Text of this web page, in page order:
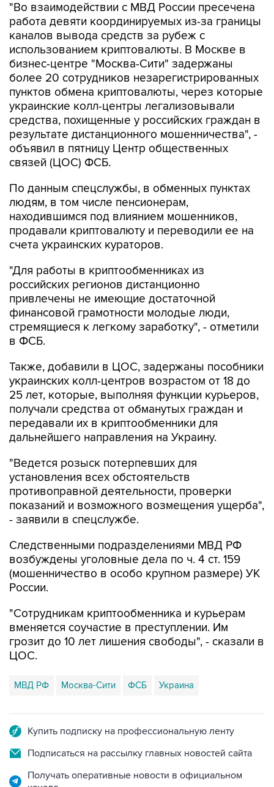
"Во взаимодействии с МВД России пресечена
работа девяти координируемых из-за границы
каналов вывода средств за рубеж с
использованием криптовалюты. В Москве в
бизнес-центре "Москва-Сити" задержаны
более 20 сотрудников незарегистрированных
пунктов обмена криптовалюты, через которые
украинские колл-центры легализовывали
средства, похищенные у российских граждан в
результате дистанционного мошенничества", -
объявил в пятницу Центр общественных
связей (ЦОС) ФСБ.
По данным спецслужбы, в обменных пунктах
людям, в том числе пенсионерам,
находившимся под влиянием мошенников,
продавали криптовалюту и переводили ее на
счета украинских кураторов.
"Для работы в криптообменниках из
российских регионов дистанционно
привлечены не имеющие достаточной
финансовой грамотности молодые люди,
стремящиеся к легкому заработку", - отметили
в ФСБ.
Также, добавили в ЦОС, задержаны пособники
украинских колл-центров возрастом от 18 до
25 лет, которые, выполняя функции курьеров,
получали средства от обманутых граждан и
передавали их в криптообменники для
дальнейшего направления на Украину.
"Ведется розыск потерпевших для
установления всех обстоятельств
противоправной деятельности, проверки
показаний и возможного возмещения ущерба",
- заявили в спецслужбе.
Следственными подразделениями МВД РФ
возбуждены уголовные дела по ч. 4 ст. 159
(мошенничество в особо крупном размере) УК
России.
"Сотрудникам криптообменника и курьерам
вменяется соучастие в преступлении. Им
грозит до 10 лет лишения свободы", - сказали в
ЦОС.
МВД РФ Москва-Сити ФСБ Украина
Купить подписку на профессиональную ленту
Подписаться на рассылку главных новостей сайта
Получать оперативные новости в официальном